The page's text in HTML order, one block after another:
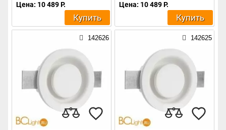
Цена: 10 489 Р.
Купить
Цена: 10 489 Р.
Купить
142626 142625